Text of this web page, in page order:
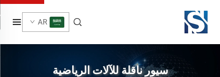
AR
سيور ناقلة للآلات الرياضية